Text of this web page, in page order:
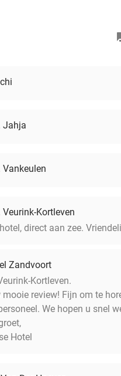
Jahja
Vankeulen
Veurink-Kortleven
direct aan zee.
Zandvoort
Kortleven.
mooie review! Fijn om te
We hopen u snel
Hotel